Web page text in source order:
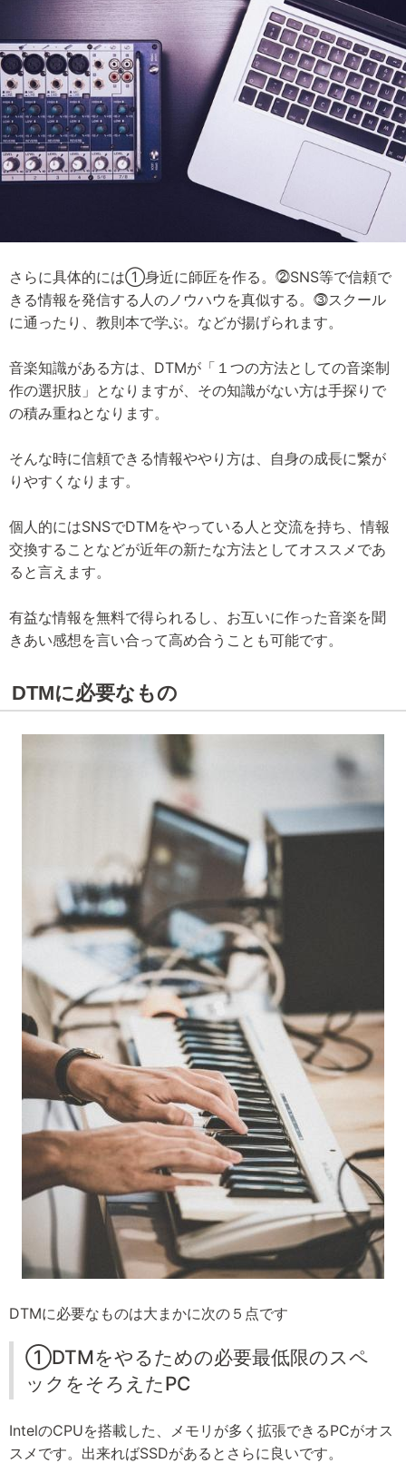
さらに具体的には①身近に師匠を作る。⓶SNS等で信頼で
きる情報を発信する人のノウハウを真似する。⓷スクール
に通ったり、教則本で学ぶ。などが揚げられます。
音楽知識がある方は、DTMが「１つの方法としての音楽制
作の選択肢」となりますが、その知識がない方は手探りで
の積み重ねとなります。
そんな時に信頼できる情報ややり方は、自身の成長に繋が
りやすくなります。
個人的にはSNSでDTMをやっている人と交流を持ち、情報
交換することなどが近年の新たな方法としてオススメであ
ると言えます。
有益な情報を無料で得られるし、お互いに作った音楽を聞
きあい感想を言い合って高め合うことも可能です。
DTMに必要なもの
DTMに必要なものは大まかに次の５点です
①DTMをやるための必要最低限のスペ
ックをそろえたPC
IntelのCPUを搭載した、メモリが多く拡張できるPCがオス
スメです。出来ればSSDがあるとさらに良いです。